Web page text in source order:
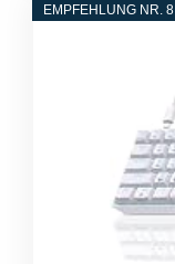
EMPFEHLUNG NR. 8